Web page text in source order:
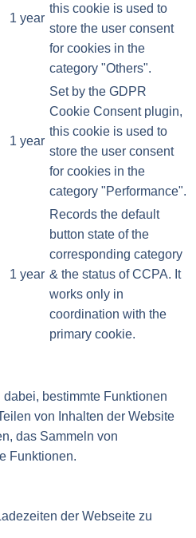
1 year
this cookie is used to
store the user consent
for cookies in the
category "Others".
1 year
Set by the GDPR
Cookie Consent plugin,
this cookie is used to
store the user consent
for cookies in the
category "Performance".
1 year
Records the default
button state of the
corresponding category
& the status of CCPA. It
works only in
coordination with the
primary cookie.
bestimmte Funktionen
von Inhalten der Website
das Sammeln von
Funktionen.
der Webseite zu